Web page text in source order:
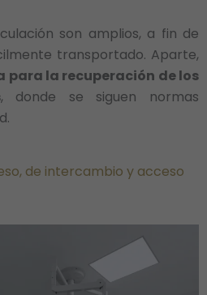
son amplios, a fin de
transportado. Aparte,
para la recuperación de los
, donde se siguen normas
de intercambio y acceso